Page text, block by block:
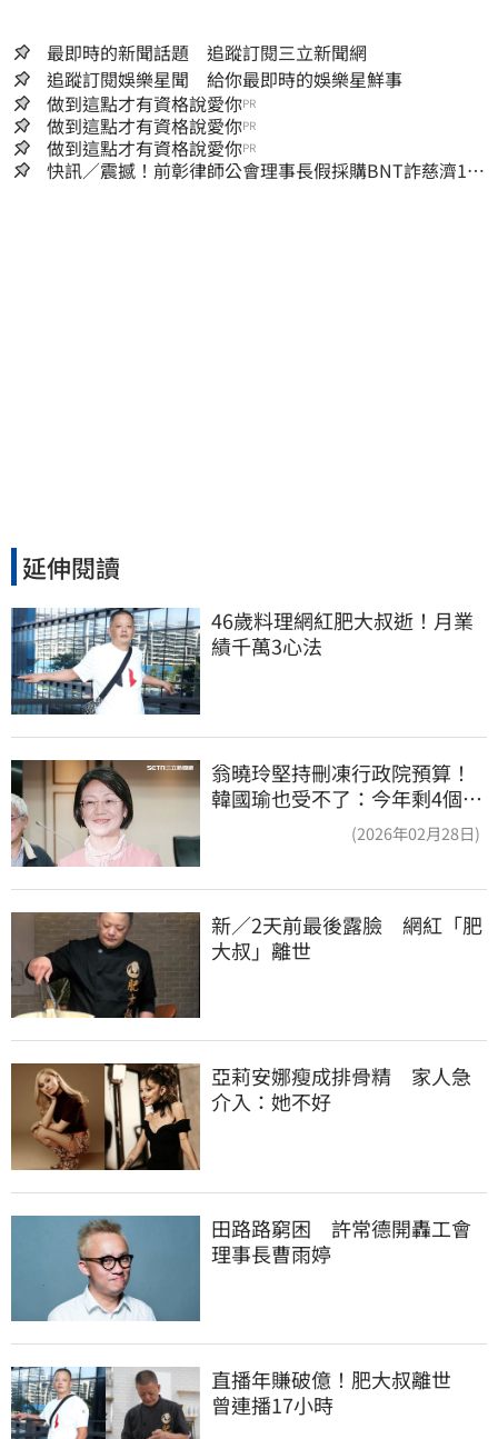
最即時的新聞話題 追蹤訂閱三立新聞網
追蹤訂閱娛樂星聞 給你最即時的娛樂星鮮事
做到這點才有資格說愛你PR
做到這點才有資格說愛你PR
做到這點才有資格說愛你PR
快訊／震撼！前彰律師公會理事長假採購BNT詐慈濟10
延伸閱讀
46歲料理網紅肥大叔逝！月業
績千萬3心法
翁曉玲堅持刪凍行政院預算！
韓國瑜也受不了：今年剩4個月
(2026年02月28日)
新／2天前最後露臉　網紅「肥
大叔」離世
亞莉安娜瘦成排骨精　家人急
介入：她不好
田路路窮困　許常德開轟工會
理事長曹雨婷
直播年賺破億！肥大叔離世
曾連播17小時